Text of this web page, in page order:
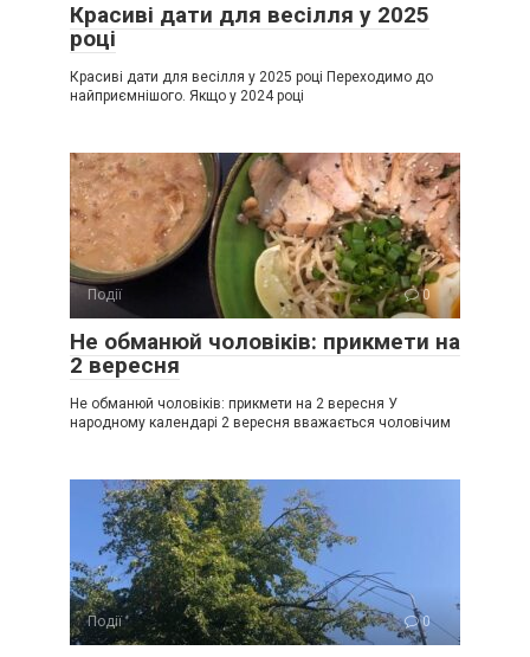
Красиві дати для весілля у 2025
році
Красиві дати для весілля у 2025 році Переходимо до
найприємнішого. Якщо у 2024 році
Події 0
Не обманюй чоловіків: прикмети на
2 вересня
Не обманюй чоловіків: прикмети на 2 вересня У
народному календарі 2 вересня вважається чоловічим
Події 0